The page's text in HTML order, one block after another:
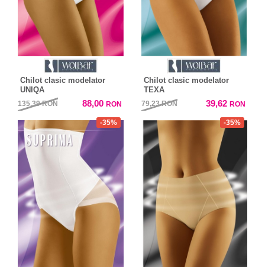
Chilot clasic modelator
UNIQA
135,39RON 88,00 RON
Chilot clasic modelator
TEXA
79,23RON 39,62 RON
-35% -35%